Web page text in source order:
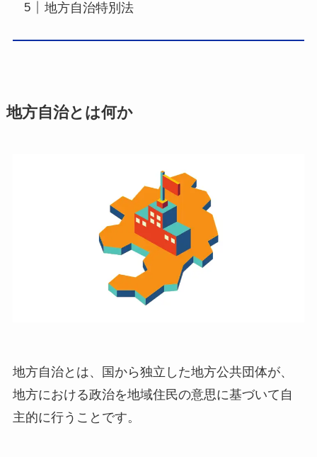
地方自治特別法
地方自治とは何か
地方自治とは、国から独立した地方公共団体が、
地方における政治を地域住民の意思に基づいて自
主的に行うことです。